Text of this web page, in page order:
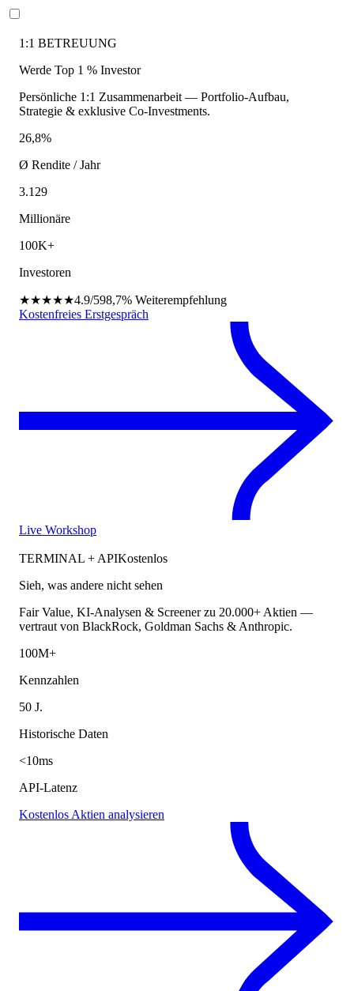
1:1 BETREUUNG
Werde Top 1 % Investor
Persönliche 1:1 Zusammenarbeit — Portfolio-Aufbau,
Strategie & exklusive Co-Investments.
26,8%
Ø Rendite / Jahr
3.129
Millionäre
100K+
Investoren
★★★★★4.9/598,7% Weiterempfehlung
Kostenfreies Erstgespräch
Live Workshop
TERMINAL + APIKostenlos
Sieh, was andere nicht sehen
Fair Value, KI-Analysen & Screener zu 20.000+ Aktien —
vertraut von BlackRock, Goldman Sachs & Anthropic.
100M+
Kennzahlen
50 J.
Historische Daten
<10ms
API-Latenz
Kostenlos Aktien analysieren